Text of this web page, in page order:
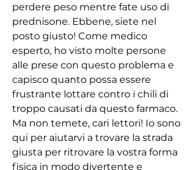
perdere peso mentre fate uso di
prednisone. Ebbene, siete nel
posto giusto! Come medico
esperto, ho visto molte persone
alle prese con questo problema e
capisco quanto possa essere
frustrante lottare contro i chili di
troppo causati da questo farmaco.
Ma non temete, cari lettori! Io sono
qui per aiutarvi a trovare la strada
giusta per ritrovare la vostra forma
fisica in modo divertente e